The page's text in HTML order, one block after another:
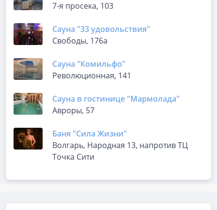
7-я просека, 103
Сауна "33 удовольствия"
Свободы, 176а
Сауна "Комильфо"
Революционная, 141
Сауна в гостинице "Мармолада"
Авроры, 57
Баня "Сила Жизни"
Волгарь, Народная 13, напротив ТЦ
Точка Сити